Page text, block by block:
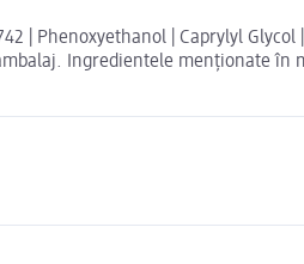
| Phenoxyethanol | Caprylyl Glycol |
Ingredientele menționate în